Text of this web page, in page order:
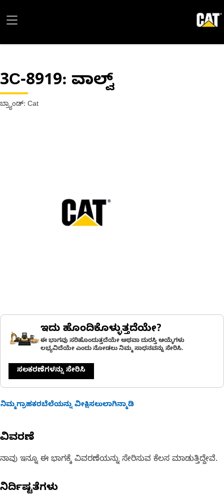
3C-8919: ವಾಲ್ವ್
ಬ್ರ್ಯಾಂಡ್: Cat
ಇದು ಹೊಂದಿಕೊಳ್ಳುತ್ತದೆಯೇ?
ಈ ಭಾಗವು ಸರಿಹೊಂದುತ್ತದೆಯೇ ಅಥವಾ ದುರಸ್ತಿ ಆಯ್ಕೆಗಳು
ಲಭ್ಯವಿದೆಯೇ ಎಂದು ನೋಡಲು ನಿಮ್ಮ ಸಾಧನವನ್ನು ಸೇರಿಸಿ.
ಸಲಕರಣೆಗಳನ್ನು ಸೇರಿಸಿ
ನಿಮ್ಮಗ್ರಾಹಕರಬೆಲೆಯನ್ನು ವೀಕ್ಷಿಸಲುಲಾಗಿನ್ಮಾಡಿ
ವಿವರಣೆ
ನಾವು ಇನ್ನೂ ಈ ಭಾಗಕ್ಕೆ ವಿವರಣೆಯನ್ನು ಸೇರಿಸುವ ಕೆಲಸ ಮಾಡುತ್ತಿದ್ದೇವೆ.
ನಿರ್ದಿಷ್ಟತೆಗಳು